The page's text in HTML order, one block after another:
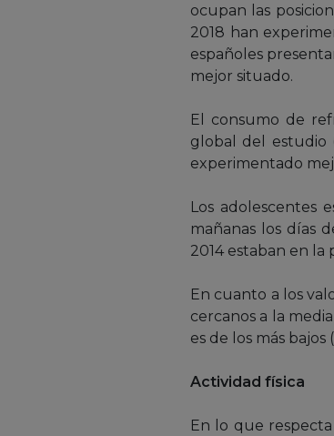
ocupan las
2018 han
españoles
mejor situado.
El consumo de
global del estudio
experimentado
Los adolescentes
mañanas los días
2014 estaban en la
En cuanto a los
cercanos a la
es de los más bajos
Actividad física
En lo que